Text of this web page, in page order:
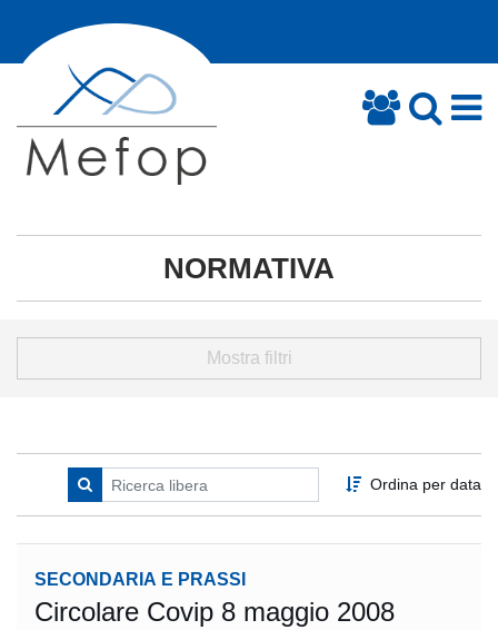
NORMATIVA
Mostra filtri
Ordina per data
SECONDARIA E PRASSI
Circolare Covip 8 maggio 2008